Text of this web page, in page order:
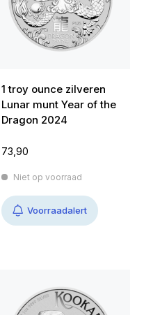
1 troy ounce zilveren
Lunar munt Year of the
Dragon 2024
73,90
Niet op voorraad
Voorraadalert